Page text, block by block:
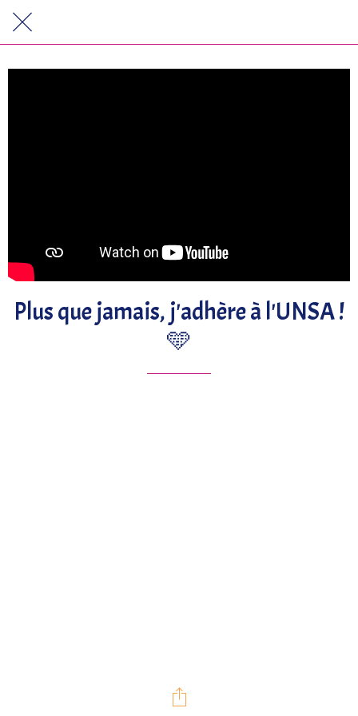
Plus que jamais, j'adhère à l'UNSA !
🩵